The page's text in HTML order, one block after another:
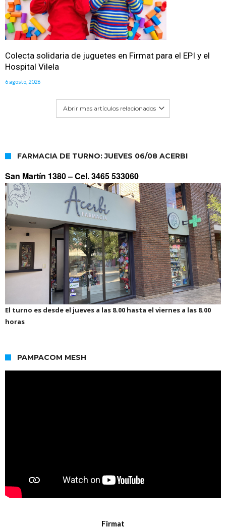
Colecta solidaria de juguetes en Firmat para el EPI y el
Hospital Vilela
6 agosto, 2026
Abrir mas artículos relacionados
FARMACIA DE TURNO: JUEVES 06/08 ACERBI
San Martín 1380 –Cel. 3465 533060
El turno es desde el jueves a las 8.00 hasta el viernes a las 8.00
horas
PAMPACOM MESH
Firmat